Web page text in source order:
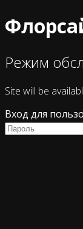
Режим
Site will be
Вход для